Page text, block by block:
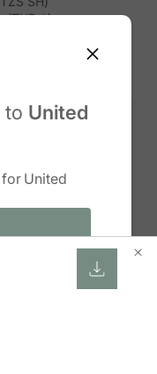
to United
for United
language
(THB ฿)
T$)
(TTD $)
$)
₺)
(USD $)
€)
(UZS SO'M)
VT)
₫)
(XPF FR)